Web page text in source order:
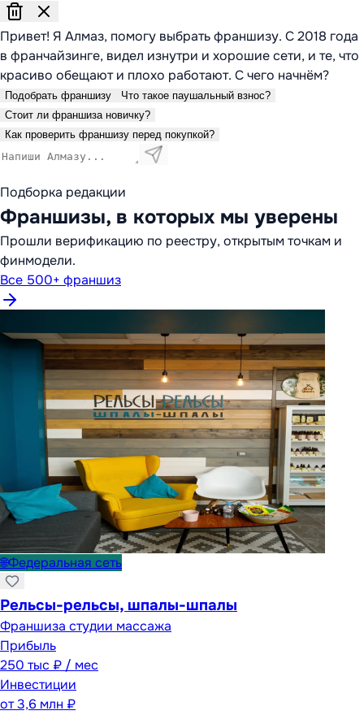
Привет! Я Алмаз, помогу выбрать франшизу. С 2018 года
в франчайзинге, видел изнутри и хорошие сети, и те, что
красиво обещают и плохо работают. С чего начнём?
Подобрать франшизу
Что такое паушальный взнос?
Стоит ли франшиза новичку?
Как проверить франшизу перед покупкой?
Подборка редакции
Франшизы, в которых мы уверены
Прошли верификацию по реестру, открытым точкам и
финмодели.
Все 500+ франшиз
🌐Федеральная сеть
Рельсы-рельсы, шпалы-шпалы
Франшиза студии массажа
Прибыль
250 тыс ₽ / мес
Инвестиции
от3,6 млн ₽